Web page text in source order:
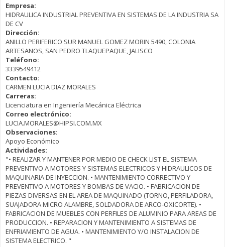
Empresa:
HIDRAULICA INDUSTRIAL PREVENTIVA EN SISTEMAS DE LA INDUSTRIA SA
DE CV
Dirección:
ANILLO PERIFERICO SUR MANUEL GOMEZ MORIN 5490, COLONIA
ARTESANOS, SAN PEDRO TLAQUEPAQUE, JALISCO
Teléfono:
3339549412
Contacto:
CARMEN LUCIA DIAZ MORALES
Carreras:
Licenciatura en Ingeniería Mecánica Eléctrica
Correo electrónico:
LUCIA.MORALES@HIPSI.COM.MX
Observaciones:
Apoyo Económico
Actividades:
"• REALIZAR Y MANTENER POR MEDIO DE CHECK LIST EL SISTEMA
PREVENTIVO A MOTORES Y SISTEMAS ELECTRICOS Y HIDRAULICOS DE
MAQUINARIA DE INYECCION. • MANTENIMIENTO CORRECTIVO Y
PREVENTIVO A MOTORES Y BOMBAS DE VACIO. • FABRICACION DE
PIEZAS DIVERSAS EN EL AREA DE MAQUINADO (TORNO, PERFILADORA,
SUAJADORA MICRO ALAMBRE, SOLDADORA DE ARCO-OXICORTE). •
FABRICACION DE MUEBLES CON PERFILES DE ALUMINIO PARA AREAS DE
PRODUCCION. • REPARACION Y MANTENIMIENTO A SISTEMAS DE
ENFRIAMIENTO DE AGUA. • MANTENIMIENTO Y/O INSTALACION DE
SISTEMA ELECTRICO. "